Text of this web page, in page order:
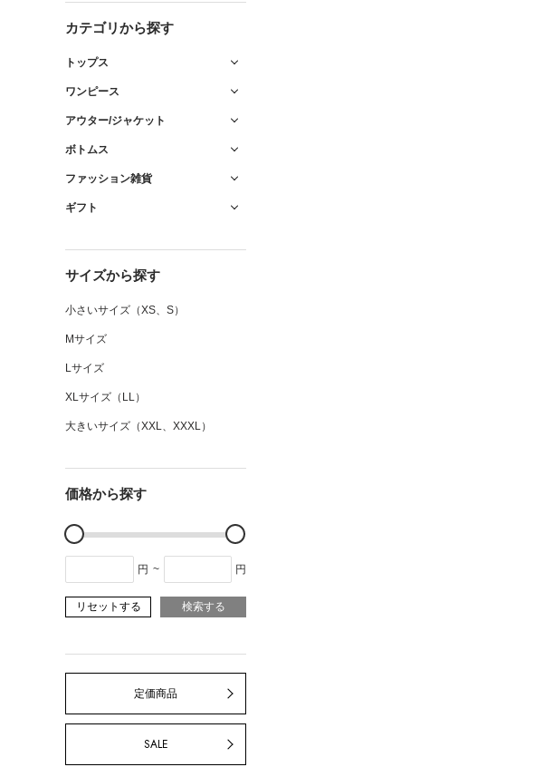
カテゴリから探す
トップス
ワンピース
アウター/ジャケット
ボトムス
ファッション雑貨
ギフト
サイズから探す
小さいサイズ（XS、S）
Mサイズ
Lサイズ
XLサイズ（LL）
大きいサイズ（XXL、XXXL）
価格から探す
円 ~ 円
リセットする 検索する
定価商品
SALE